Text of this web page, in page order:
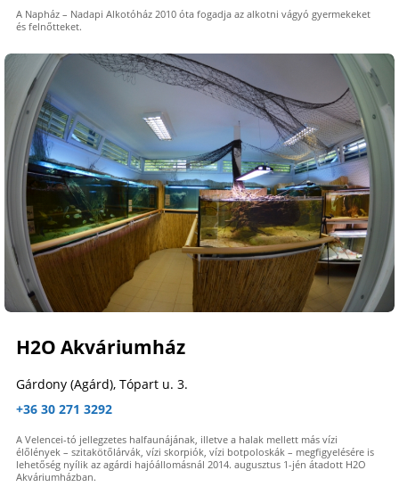
A Napház – Nadapi Alkotóház 2010 óta fogadja az alkotni vágyó gyermekeket
és felnőtteket.
H2O Akváriumház
Gárdony (Agárd), Tópart u. 3.
+36 30 271 3292
A Velencei-tó jellegzetes halfaunájának, illetve a halak mellett más vízi
élőlények – szitakötőlárvák, vízi skorpiók, vízi botpoloskák – megfigyelésére is
lehetőség nyílik az agárdi hajóállomásnál 2014. augusztus 1-jén átadott H2O
Akváriumházban.